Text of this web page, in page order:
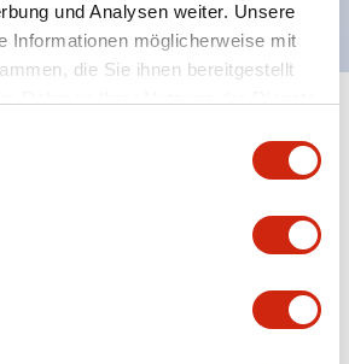
und Analysen weiter. Unsere
Informationen möglicherweise mit
die Sie ihnen bereitgestellt